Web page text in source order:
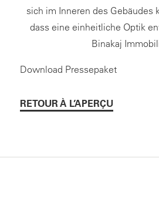
sich im Inneren des Gebäudes
dass eine einheitliche Optik
Binakaj
Download Pressepaket
RETOUR À L’APERÇU